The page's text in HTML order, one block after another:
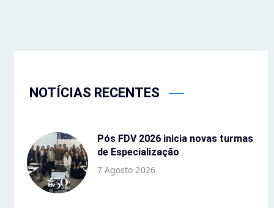
NOTÍCIAS RECENTES
Pós FDV 2026 inicia novas turmas
de Especialização
7 Agosto 2026